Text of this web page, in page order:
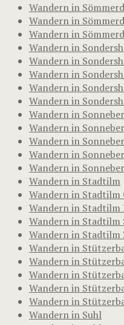
Wandern in
Wandern in
Wandern in
Wandern in
Wandern in
Wandern in
Wandern in
Wandern in
Wandern in
Wandern in
Wandern in
Wandern in
Wandern in
Wandern in Stadtilm
Wandern in Stadtilm
Wandern in
Wandern in Stadtilm
Wandern in
Wandern in
Wandern in
Wandern in
Wandern in
Wandern in
Wandern in Suhl